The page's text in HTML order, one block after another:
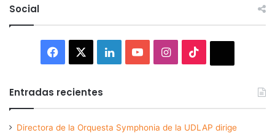
Social
Facebook LinkedInYouTubeInstagram
Entradas recientes
Directora de la Orquesta Symphonia de la UDLAP dirige